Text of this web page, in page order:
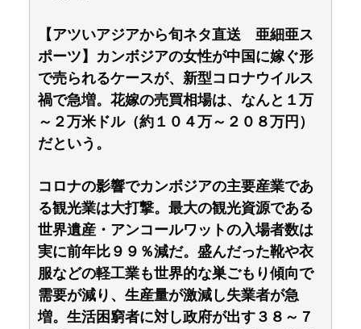
【アツいアジアから旬ネタ直送 亜細亜ス
ポーツ】カンボジアの女性が中国に嫁ぐ形
で売られるケースが、新型コロナウイルス
禍で急増。花嫁の売買相場は、なんと１万
～２万米ドル（約１０４万～２０８万円）
だという。
コロナの影響でカンボジアの主要産業であ
る観光業は大打撃。最大の観光資源である
世界遺産・アンコールワットの入場者数は
実に前年比９９％減だ。盛んだった靴や衣
服などの軽工業も世界的な巣ごもり傾向で
需要が減り、生産量が激減し失業者が急
増。生活困窮者に対し政府が出す３８～７